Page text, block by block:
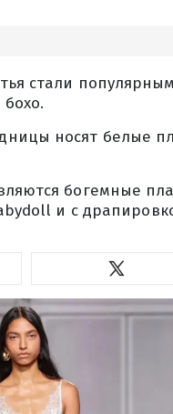
стали
носят белые
богемные
и с